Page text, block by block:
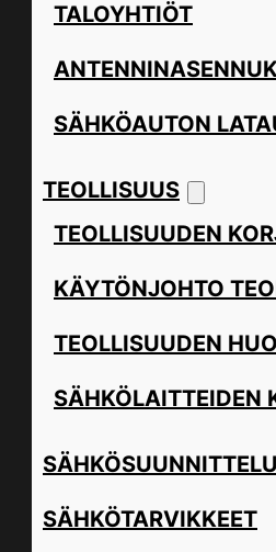
TALOYHTIÖT
SÄHKÖAUTON
TEOLLISUUS
TEOLLISUUDEN
KÄYTÖNJOHTO
TEOLLISUUDEN
SÄHKÖLAITTEIDEN
SÄHKÖSUUNNITTELU
SÄHKÖTARVIKKEET